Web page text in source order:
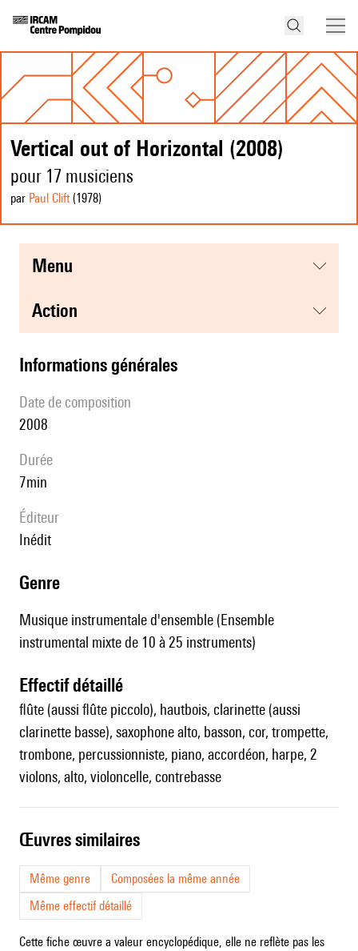
Vertical out of Horizontal (2008)
pour 17 musiciens
par Paul Clift(1978)
menu
action
informations générales
date de composition
2008
durée
7min
éditeur
Inédit
genre
Musique instrumentale d'ensemble (Ensemble
instrumental mixte de 10 à 25 instruments)
effectif détaillé
flûte (aussi flûte piccolo), hautbois, clarinette (aussi
clarinette basse), saxophone alto, basson, cor, trompette,
trombone, percussionniste, piano, accordéon, harpe, 2
violons, alto, violoncelle, contrebasse
œuvres similaires
Même genre
Composées la même année
Même effectif détaillé
Cette fiche œuvre a valeur encyclopédique, elle ne reflète pas les